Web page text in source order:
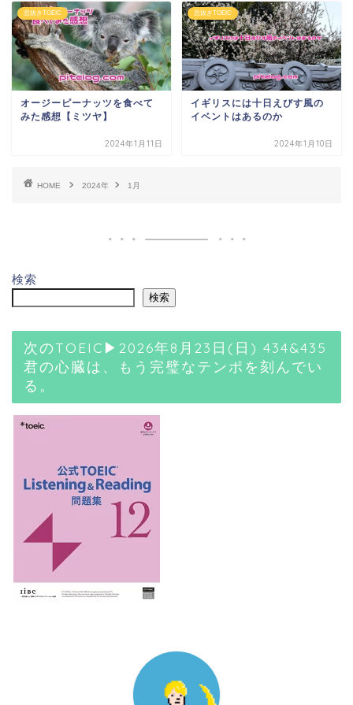
息抜きTOEIC
オージーピーナッツを食べて
みた感想【ミツヤ】
2024年1月11日
息抜きTOEIC
イギリスには十日えびす風の
イベントはあるのか
2024年1月10日
HOME 2024年 1月
検索
検索
次のTOEIC▶2026年8月23日(日) 434&435
君の心臓は、もう完璧なテンポを刻んでい
る。